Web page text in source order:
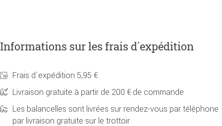
Informations sur les frais d´expédition
Frais d´expédition 5,95 €
Livraison gratuite à partir de 200 € de commande
Les balancelles sont livrées sur rendez-vous par téléphone
par livraison gratuite sur le trottoir